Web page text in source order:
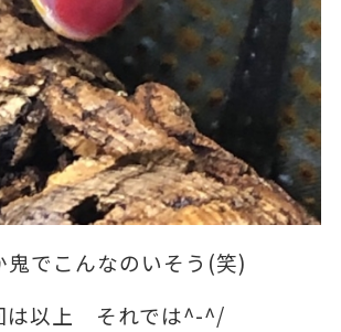
鬼でこんなのいそう(笑)
は以上 それでは^-^/